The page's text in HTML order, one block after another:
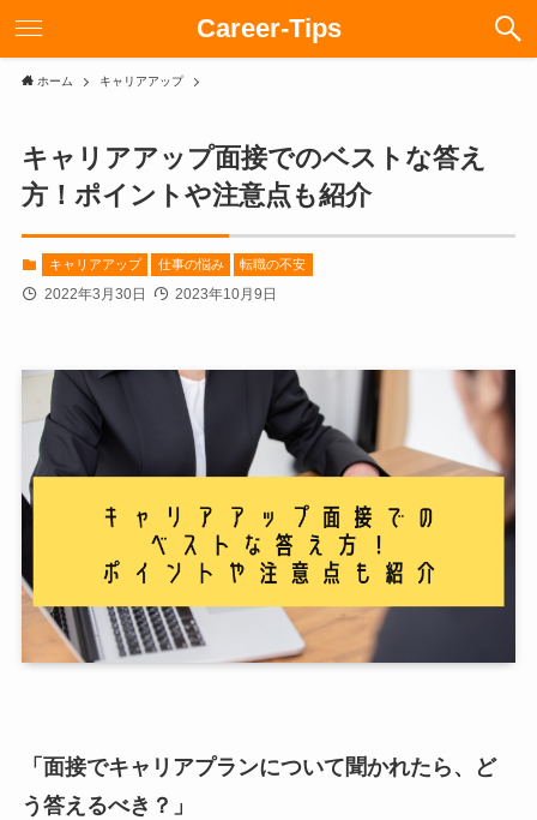
Career-Tips
ホーム キャリアアップ
キャリアアップ面接でのベストな答え
方！ポイントや注意点も紹介
キャリアアップ 仕事の悩み 転職の不安
2022年3月30日 2023年10月9日
「面接でキャリアプランについて聞かれたら、ど
う答えるべき？」